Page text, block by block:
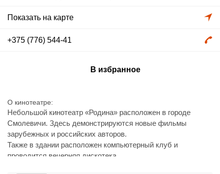
Показать на карте
+375 (776) 544-41
В избранное
О кинотеатре
Небольшой кинотеатр «Родина» расположен в городе
Смолевичи. Здесь демонстрируются новые фильмы
зарубежных и российских авторов.
Также в здании расположен компьютерный клуб и
проводится вечерняя дискотека.